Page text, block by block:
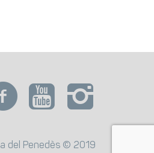
del Penedès © 2019